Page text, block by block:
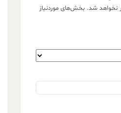
نخواهد شد. بخش‌های موردنیاز